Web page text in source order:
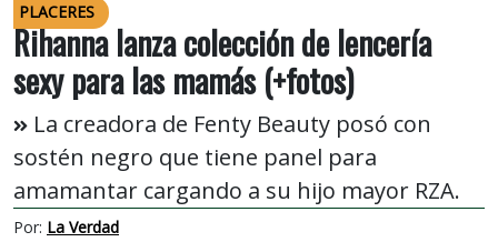
PLACERES
Rihanna lanza colección de lencería
sexy para las mamás (+fotos)
La creadora de Fenty Beauty posó con
sostén negro que tiene panel para
amamantar cargando a su hijo mayor RZA.
Por: La Verdad